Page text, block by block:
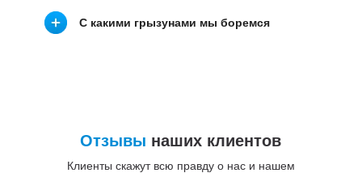
С какими грызунами мы боремся
Отзывы наших клиентов
Клиенты скажут всю правду о нас и нашем